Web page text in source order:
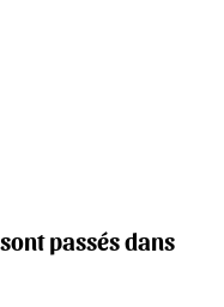
passés dans